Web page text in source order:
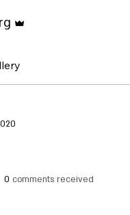
0 comments received